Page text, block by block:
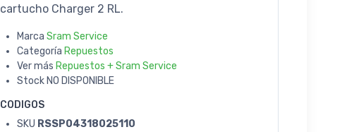
cartucho Charger 2 RL.
Marca Sram Service
Categoría Repuestos
Ver más Repuestos + Sram Service
Stock NO DISPONIBLE
CODIGOS
SKU RSSP04318025110